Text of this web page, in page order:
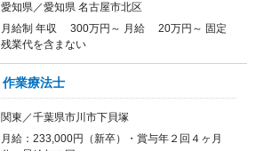
愛知県／愛知県 名古屋市北区
月給制 年収 300万円～ 月給 20万円～ 固定
残業代を含まない
作業療法士
関東／千葉県市川市下貝塚
月給：233,000円（新卒）・賞与年２回４ヶ月